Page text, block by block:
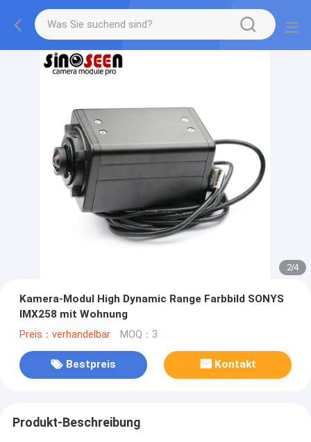
2/4
Kamera-Modul High Dynamic Range Farbbild SONYS
IMX258 mit Wohnung
Preis：verhandelbar MOQ：3
Bestpreis Kontakt
Produkt-Beschreibung